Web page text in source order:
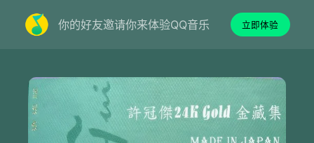
你的好友邀请你来体验QQ音乐 立即体验